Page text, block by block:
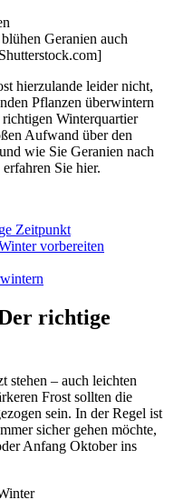
Geranien auch
hierzulande leider nicht,
Pflanzen überwintern
Winterquartier
Aufwand über den
wie Sie Geranien nach
Sie hier.
Zeitpunkt
vorbereiten
richtige
stehen – auch leichten
Frost sollten die
sein. In der Regel ist
sicher gehen möchte,
Anfang Oktober ins